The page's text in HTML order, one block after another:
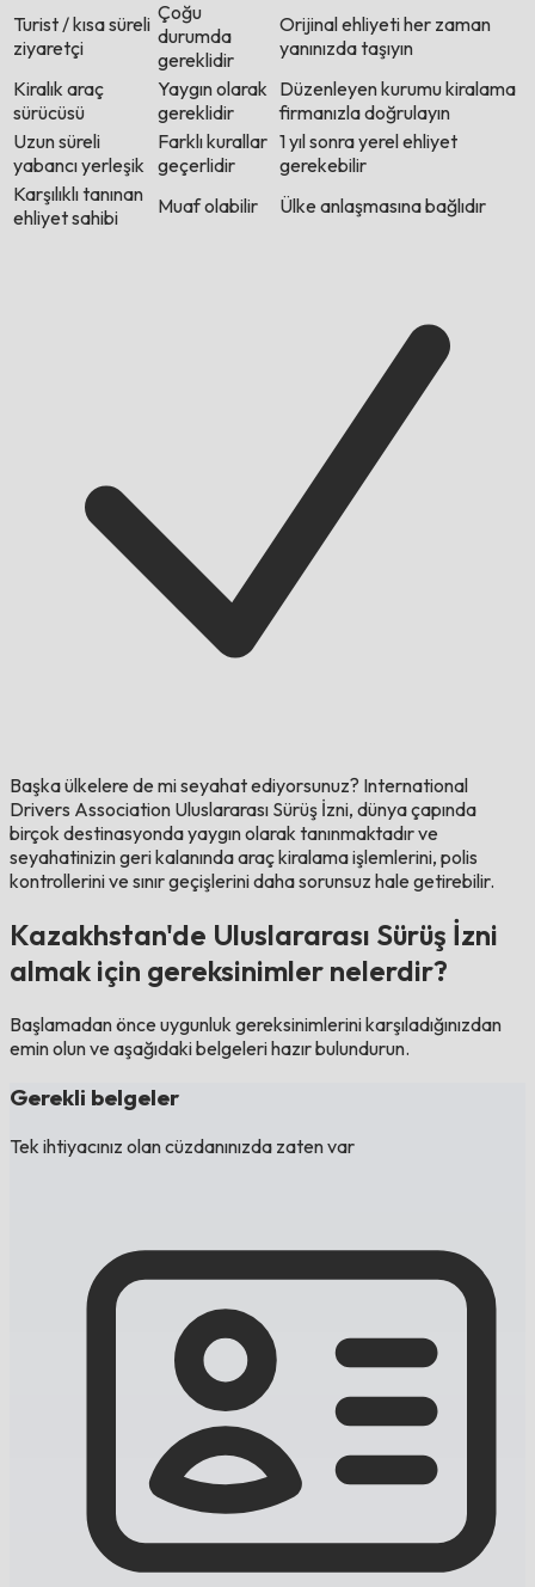
Turist / kısa süreli
ziyaretçi
Çoğu
durumda
gereklidir
Orijinal ehliyeti her zaman
yanınızda taşıyın
Kiralık araç
sürücüsü
Yaygın olarak
gereklidir
Düzenleyen kurumu kiralama
firmanızla doğrulayın
Uzun süreli
yabancı yerleşik
Farklı kurallar
geçerlidir
1 yıl sonra yerel ehliyet
gerekebilir
Karşılıklı tanınan
ehliyet sahibi
Muaf olabilir Ülke anlaşmasına bağlıdır
Başka ülkelere de mi seyahat ediyorsunuz? International
Drivers Association Uluslararası Sürüş İzni, dünya çapında
birçok destinasyonda yaygın olarak tanınmaktadır ve
seyahatinizin geri kalanında araç kiralama işlemlerini, polis
kontrollerini ve sınır geçişlerini daha sorunsuz hale getirebilir.
Kazakhstan'de Uluslararası Sürüş İzni
almak için gereksinimler nelerdir?
Başlamadan önce uygunluk gereksinimlerini karşıladığınızdan
emin olun ve aşağıdaki belgeleri hazır bulundurun.
Gerekli belgeler
Tek ihtiyacınız olan cüzdanınızda zaten var